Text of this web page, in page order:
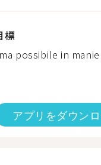
標
possibile in
アプリをダウン